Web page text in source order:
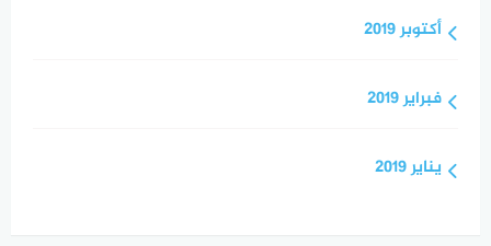
أكتوبر 2019
فبراير 2019
يناير 2019